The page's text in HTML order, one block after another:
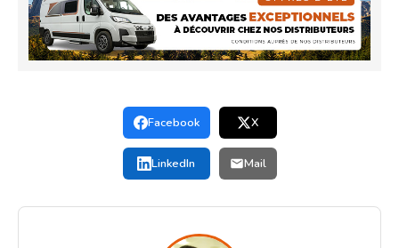
Facebook X
LinkedIn Mail